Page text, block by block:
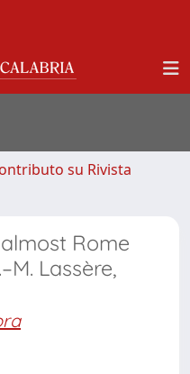
su Rivista
Rome
Lassère,